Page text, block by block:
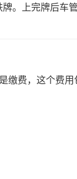
。上完牌后车
缴费，这个费用